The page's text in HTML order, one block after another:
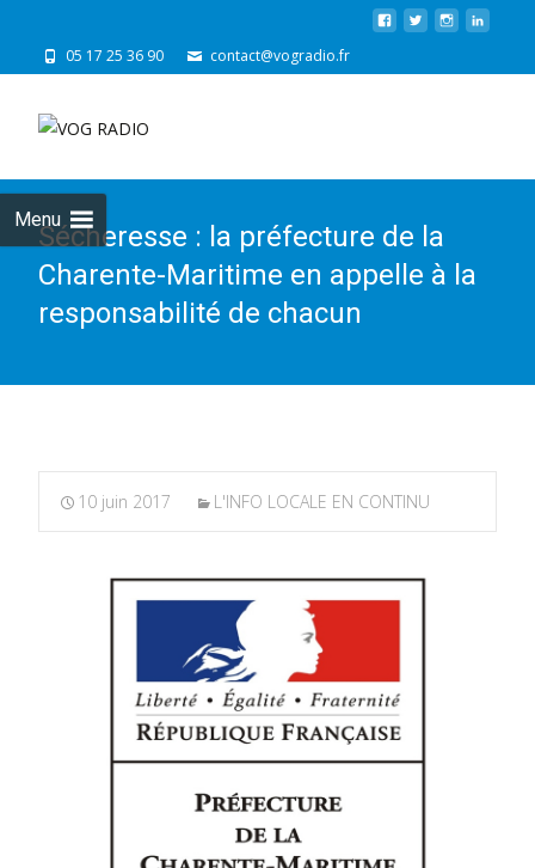
05 17 25 36 90 contact@vogradio.fr
Menu
Sécheresse : la préfecture de la
Charente-Maritime en appelle à la
responsabilité de chacun
10 juin 2017 L'INFO LOCALE EN CONTINU